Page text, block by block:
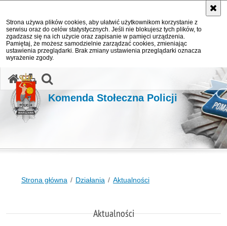
Strona używa plików cookies, aby ułatwić użytkownikom korzystanie z
serwisu oraz do celów statystycznych. Jeśli nie blokujesz tych plików, to
zgadzasz się na ich użycie oraz zapisanie w pamięci urządzenia.
Pamiętaj, że możesz samodzielnie zarządzać cookies, zmieniając
ustawienia przeglądarki. Brak zmiany ustawienia przeglądarki oznacza
wyrażenie zgody.
Komenda Stołeczna Policji
Strona główna Działania Aktualności
Aktualności